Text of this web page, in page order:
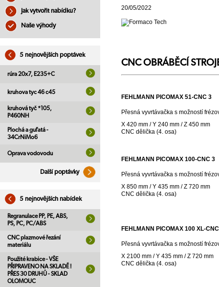
Jak vytvořit nabídku?
Naše výhody
5 nejnovějších poptávek
rúra 20x7, E235+C
kruhova tyc 46 c45
kruhová tyč *105,
P460NH
Plochá a guľatá -
34CrNiMo6
Oprava vodovodu
Další poptávky
5 nejnovějších nabídek
Regranulace PP, PE, ABS,
PS, PC, PC/ABS
CNC plazmové řezání
materiálu
Použité krabice - VŠE
PŘIPRAVENO NA SKLADĚ !
PŘES 30 DRUHŮ - SKLAD
OLOMOUC
20/05/2022
CNC OBRÁBĚCÍ
FEHLMANN PICOMAX 51-CNC 3
Přesná vyvrtávačka s možností
X 420 mm / Y 240 mm / Z 450 mm
CNC dělička (4. osa)
FEHLMANN PICOMAX 100-CNC 3
Přesná vyvrtávačka s možností
X 850 mm / Y 435 mm / Z 720 mm
CNC dělička (4. osa)
FEHLMANN PICOMAX 100 XL-
Přesná vyvrtávačka s možností
X 2100 mm / Y 435 mm / Z 720 mm
CNC dělička (4. osa)